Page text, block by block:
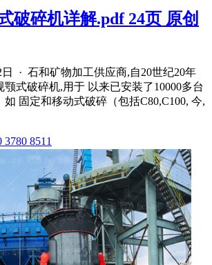
破碎机详解.pdf 24页 原创
日 · 石和矿物加工供应商,自20世纪20年
颚式破碎机,用于 以来已安装了10000多台
如 固定和移动式破碎（包括C80,C100, 今,
8511